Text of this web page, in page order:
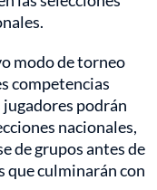
modo de torneo
competencias
jugadores podrán
nacionales,
de grupos antes de
que culminarán con